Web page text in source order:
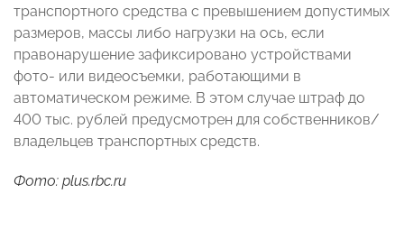
транспортного средства с превышением допустимых
размеров, массы либо нагрузки на ось, если
правонарушение зафиксировано устройствами
фото- или видеосъемки, работающими в
автоматическом режиме. В этом случае штраф до
400 тыс. рублей предусмотрен для собственников/
владельцев транспортных средств.
Фото: plus.rbc.ru